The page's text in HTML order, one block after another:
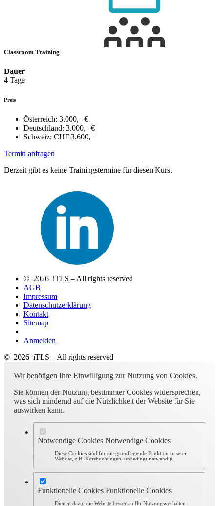
Classroom Training
Dauer
4 Tage
Preis
Österreich: 3.000,– €
Deutschland: 3.000,– €
Schweiz: CHF 3.600,–
Termin anfragen
Derzeit gibt es keine Trainingstermine für diesen Kurs.
© 2026 iTLS – All rights reserved
AGB
Impressum
Datenschutzerklärung
Kontakt
Sitemap
Anmelden
© 2026 iTLS – All rights reserved
Wir benötigen Ihre Einwilligung zur Nutzung von Cookies.
Sie können der Nutzung bestimmter Cookies widersprechen,
was sich mindernd auf die Nützlichkeit der Website für Sie
auswirken kann.
Notwendige Cookies Notwendige Cookies
Diese Cookies sind für die grundlegende Funktion unserer
Website, z.B. Kursbuchungen, unbedingt notwendig.
Funktionelle Cookies Funktionelle Cookies
Dienen dazu, die Website besser an Ihr Nutzungsverhalten